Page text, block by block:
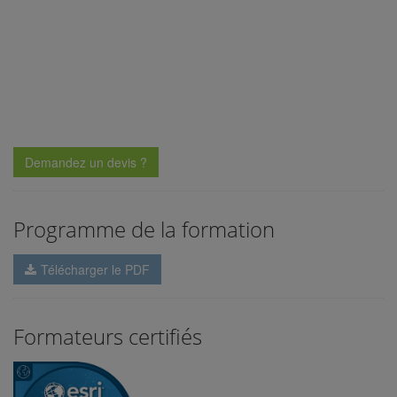
Demandez un devis ?
Programme de la formation
Télécharger le PDF
Formateurs certifiés